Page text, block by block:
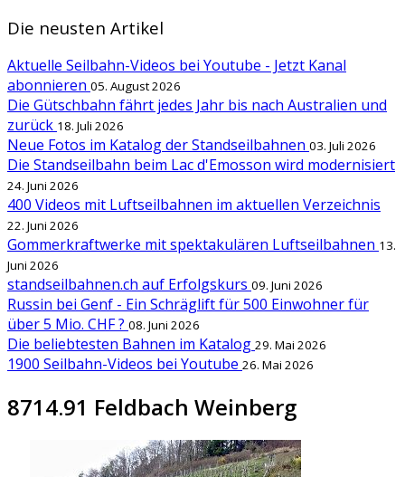
Die neusten Artikel
Aktuelle Seilbahn-Videos bei Youtube - Jetzt Kanal
abonnieren 05. August 2026
Die Gütschbahn fährt jedes Jahr bis nach Australien und
zurück 18. Juli 2026
Neue Fotos im Katalog der Standseilbahnen 03. Juli 2026
Die Standseilbahn beim Lac d'Emosson wird modernisiert
24. Juni 2026
400 Videos mit Luftseilbahnen im aktuellen Verzeichnis
22. Juni 2026
Gommerkraftwerke mit spektakulären Luftseilbahnen 13.
Juni 2026
standseilbahnen.ch auf Erfolgskurs 09. Juni 2026
Russin bei Genf - Ein Schräglift für 500 Einwohner für
über 5 Mio. CHF ? 08. Juni 2026
Die beliebtesten Bahnen im Katalog 29. Mai 2026
1900 Seilbahn-Videos bei Youtube 26. Mai 2026
8714.91 Feldbach Weinberg